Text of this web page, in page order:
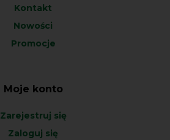
Kontakt
Nowości
Promocje
Moje konto
Zarejestruj się
Zaloguj się